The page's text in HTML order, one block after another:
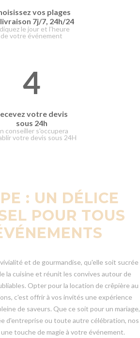
vos plages
7j/7, 24h/24
le jour et l’heure
de votre événement
4
votre devis
sous 24h
conseiller s'occupera
votre devis sous 24H
: UN DÉLICE
POUR TOUS
et de gourmandise, qu'elle soit sucrée
la cuisine et réunit les convives autour de
Opter pour la location de crêpière au
c'est offrir à vos invités une expérience
de saveurs. Que ce soit pour un mariage,
d'entreprise ou toute autre célébration, nos
touche de magie à votre événement.